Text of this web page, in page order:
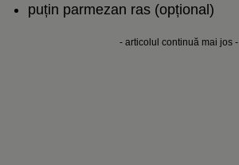
puțin parmezan ras (opțional)
- articolul continuă mai jos -